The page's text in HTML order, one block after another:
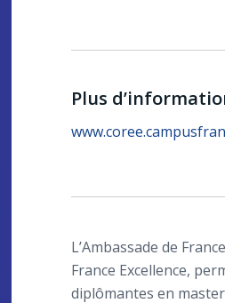
Plus
L’Ambassade de
France Excellence,
diplômantes en